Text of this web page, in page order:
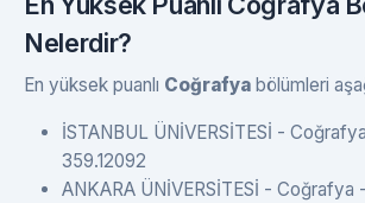
Nelerdir?
En yüksek puanlı Coğrafya bölümleri
İSTANBUL ÜNİVERSİTESİ -
359.12092
ANKARA ÜNİVERSİTESİ - Coğrafya